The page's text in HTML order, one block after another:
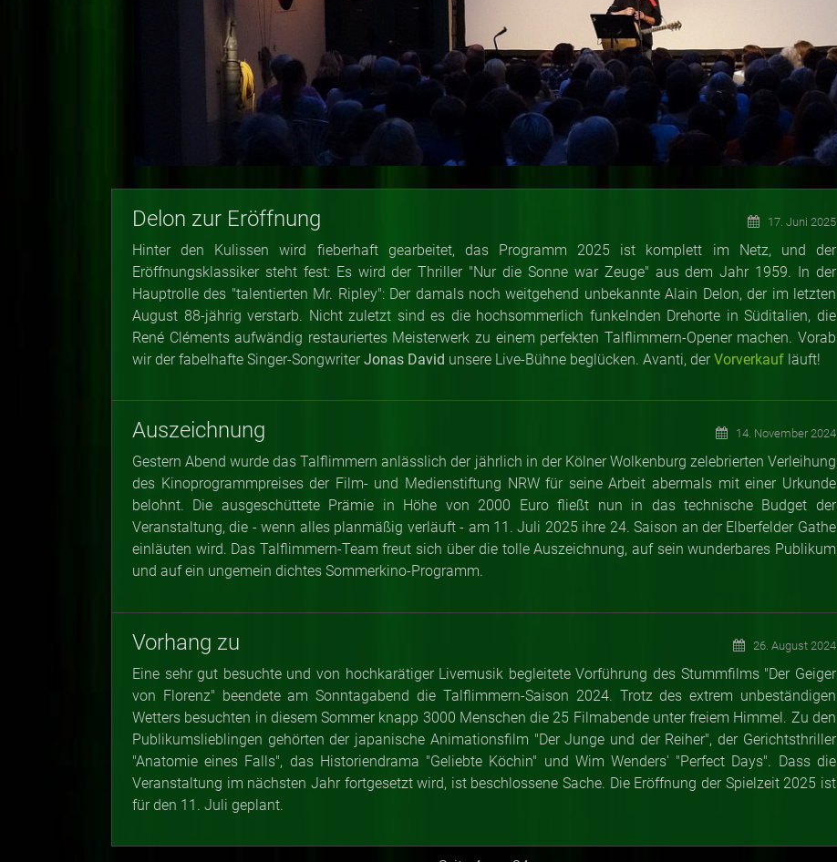
Delon zur Eröffnung 17. Juni 2025
Hinter den Kulissen wird fieberhaft gearbeitet, das Programm 2025 ist komplett im Netz, und der
Eröffnungsklassiker steht fest: Es wird der Thriller "Nur die Sonne war Zeuge" aus dem Jahr 1959. In der
Hauptrolle des "talentierten Mr. Ripley": Der damals noch weitgehend unbekannte Alain Delon, der im letzten
August 88-jährig verstarb. Nicht zuletzt sind es die hochsommerlich funkelnden Drehorte in Süditalien, die
René Cléments aufwändig restauriertes Meisterwerk zu einem perfekten Talflimmern-Opener machen. Vorab
wir der fabelhafte Singer-SongwriterJonas David unsere Live-Bühne beglücken. Avanti, derVorverkauf läuft!
Auszeichnung 14. November 2024
Gestern Abend wurde das Talflimmern anlässlich der jährlich in der Kölner Wolkenburg zelebrierten Verleihung
des Kinoprogrammpreises der Film- und Medienstiftung NRW für seine Arbeit abermals mit einer Urkunde
belohnt. Die ausgeschüttete Prämie in Höhe von 2000 Euro fließt nun in das technische Budget der
Veranstaltung, die - wenn alles planmäßig verläuft - am 11. Juli 2025 ihre 24. Saison an der Elberfelder Gathe
einläuten wird. Das Talflimmern-Team freut sich über die tolle Auszeichnung, auf sein wunderbares Publikum
und auf ein ungemein dichtes Sommerkino-Programm.
Vorhang zu 26. August 2024
Eine sehr gut besuchte und von hochkarätiger Livemusik begleitete Vorführung des Stummfilms "Der Geiger
von Florenz" beendete am Sonntagabend die Talflimmern-Saison 2024. Trotz des extrem unbeständigen
Wetters besuchten in diesem Sommer knapp 3000 Menschen die 25 Filmabende unter freiem Himmel. Zu den
Publikumslieblingen gehörten der japanische Animationsfilm "Der Junge und der Reiher", der Gerichtsthriller
"Anatomie eines Falls", das Historiendrama "Geliebte Köchin" und Wim Wenders' "Perfect Days". Dass die
Veranstaltung im nächsten Jahr fortgesetzt wird, ist beschlossene Sache. Die Eröffnung der Spielzeit 2025 ist
für den 11. Juli geplant.